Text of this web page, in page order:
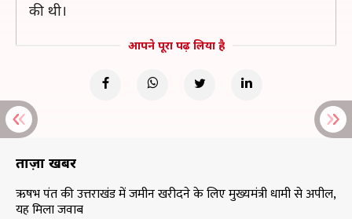
की थी।
आपने पूरा पढ़ लिया है
ताज़ा खबरें
ऋषभ पंत की उत्तराखंड में जमीन खरीदने के लिए मुख्यमंत्री धामी से अपील,
यह मिला जवाब